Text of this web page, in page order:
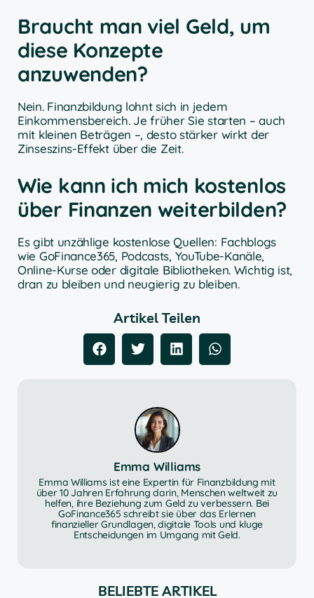
Braucht man viel Geld, um
diese Konzepte
anzuwenden?
Nein. Finanzbildung lohnt sich in jedem
Einkommensbereich. Je früher Sie starten – auch
mit kleinen Beträgen –, desto stärker wirkt der
Zinseszins-Effekt über die Zeit.
Wie kann ich mich kostenlos
über Finanzen weiterbilden?
Es gibt unzählige kostenlose Quellen: Fachblogs
wie GoFinance365, Podcasts, YouTube-Kanäle,
Online-Kurse oder digitale Bibliotheken. Wichtig ist,
dran zu bleiben und neugierig zu bleiben.
Artikel Teilen
Emma Williams
Emma Williams ist eine Expertin für Finanzbildung mit
über 10 Jahren Erfahrung darin, Menschen weltweit zu
helfen, ihre Beziehung zum Geld zu verbessern. Bei
GoFinance365 schreibt sie über das Erlernen
finanzieller Grundlagen, digitale Tools und kluge
Entscheidungen im Umgang mit Geld.
BELIEBTE ARTIKEL